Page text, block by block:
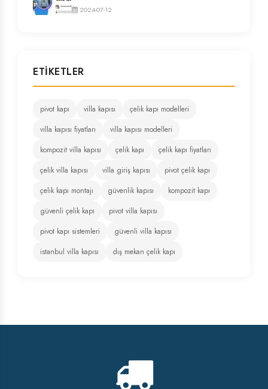
2024-07-12
ETIKETLER
pivot kapı villa kapısı
çelik kapı modelleri
villa kapısı fiyatları
villa kapısı modelleri
kompozit villa kapısı
çelik kapı
çelik kapı fiyatları
çelik villa kapısı
villa giriş kapısı
pivot çelik kapı
çelik kapı montajı
güvenlik kapısı
kompozit kapı
güvenli çelik kapı
pivot villa kapısı
pivot kapı sistemleri
güvenli villa kapısı
istanbul villa kapısı
dış mekan çelik kapı